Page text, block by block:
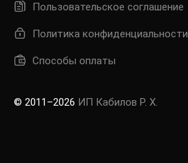
Пользовательское соглашение
Политика конфиденциальности
Способы оплаты
© 2011–2026 ИП Кабилов Р. Х.